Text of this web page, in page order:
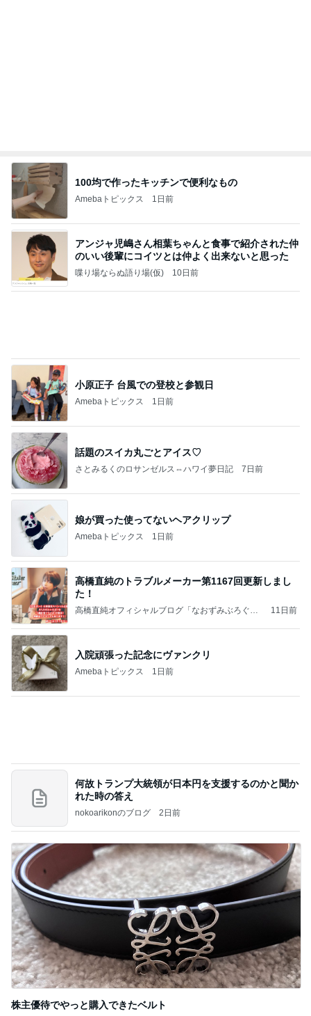
100均で作ったキッチンで便利なもの
Amebaトピックス 1日前
アンジャ児嶋さん相葉ちゃんと食事で紹介された仲
のいい後輩にコイツとは仲よく出来ないと思った
喋り場ならぬ語り場(仮) 10日前
小原正子 台風での登校と参観日
Amebaトピックス 1日前
話題のスイカ丸ごとアイス♡
さとみるくのロサンゼルス⇔ハワイ夢日記 7日前
娘が買った使ってないヘアクリップ
Amebaトピックス 1日前
高橋直純のトラブルメーカー第1167回更新しまし
た！
高橋直純オフィシャルブログ「なおずみぶろぐ」
11日前
入院頑張った記念にヴァンクリ
Amebaトピックス 1日前
何故トランプ大統領が日本円を支援するのかと聞か
れた時の答え
nokoarikonのブログ 2日前
株主優待でやっと購入できたベルト